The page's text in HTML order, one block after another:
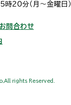
20分（月～金曜日）
問合わせ
rights Reserved.